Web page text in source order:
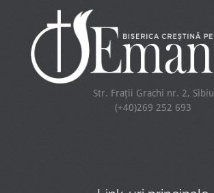
Str. Frații Grachi nr. 2, Sibiu
(+40)269 252 693